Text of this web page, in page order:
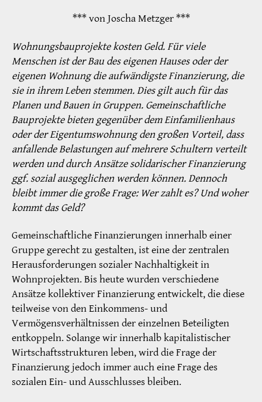
*** von Joscha Metzger ***
Wohnungsbauprojekte kosten Geld. Für viele
Menschen ist der Bau des eigenen Hauses oder der
eigenen Wohnung die aufwändigste Finanzierung, die
sie in ihrem Leben stemmen. Dies gilt auch für das
Planen und Bauen in Gruppen. Gemeinschaftliche
Bauprojekte bieten gegenüber dem Einfamilienhaus
oder der Eigentumswohnung den großen Vorteil, dass
anfallende Belastungen auf mehrere Schultern verteilt
werden und durch Ansätze solidarischer Finanzierung
ggf. sozial ausgeglichen werden können. Dennoch
bleibt immer die große Frage: Wer zahlt es? Und woher
kommt das Geld?
Gemeinschaftliche Finanzierungen innerhalb einer
Gruppe gerecht zu gestalten, ist eine der zentralen
Herausforderungen sozialer Nachhaltigkeit in
Wohnprojekten. Bis heute wurden verschiedene
Ansätze kollektiver Finanzierung entwickelt, die diese
teilweise von den Einkommens- und
Vermögensverhältnissen der einzelnen Beteiligten
entkoppeln. Solange wir innerhalb kapitalistischer
Wirtschaftsstrukturen leben, wird die Frage der
Finanzierung jedoch immer auch eine Frage des
sozialen Ein- und Ausschlusses bleiben.